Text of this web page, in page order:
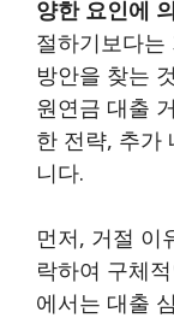
양한 요인에
절하기보다는
방안을 찾는
원연금 대출
한 전략, 추가
니다.
먼저, 거절 이
락하여 구체
에서는 대출